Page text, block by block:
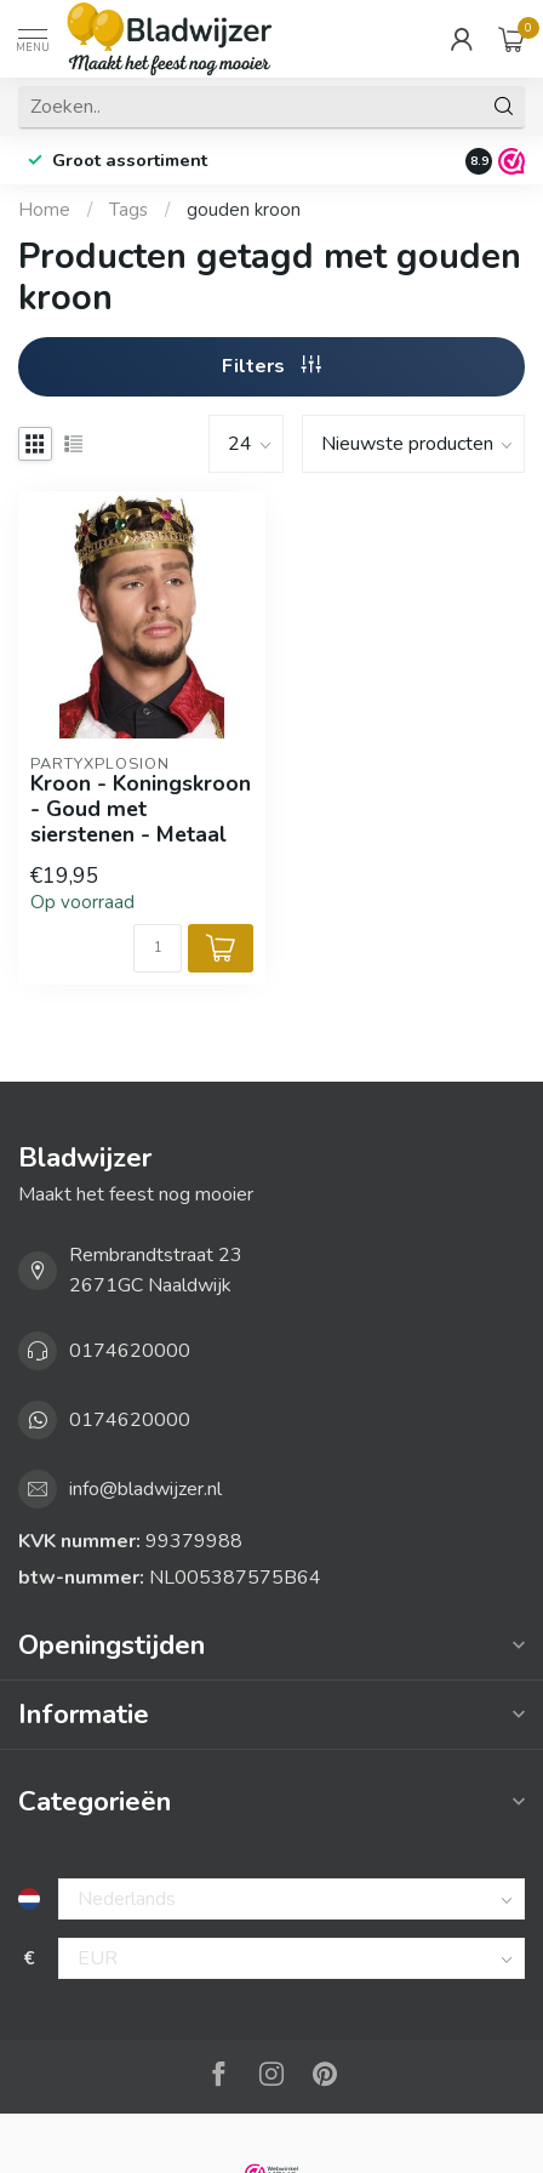
MENU
0
Groot assortiment Fysieke
8.9
Home / Tags / gouden kroon
Producten getagd met gouden
kroon
Filters
PARTYXPLOSION
Kroon - Koningskroon
- Goud met
sierstenen - Metaal
€19,95
Op voorraad
Bladwijzer
Maakt het feest nog mooier
Rembrandtstraat 23
2671GC Naaldwijk
0174620000
0174620000
info@bladwijzer.nl
KVK nummer: 99379988
btw-nummer: NL005387575B64
Openingstijden
Informatie
Categorieën
€